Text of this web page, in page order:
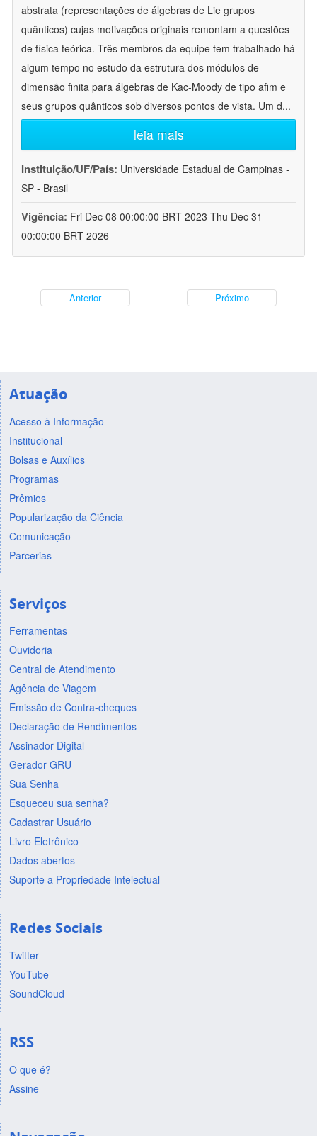
abstrata (representações de álgebras de Lie grupos
quânticos) cujas motivações originais remontam a questões
de física teórica. Três membros da equipe tem trabalhado há
algum tempo no estudo da estrutura dos módulos de
dimensão finita para álgebras de Kac-Moody de tipo afim e
seus grupos quânticos sob diversos pontos de vista. Um d...
leia mais
Instituição/UF/País: Universidade Estadual de Campinas -
SP - Brasil
Vigência: Fri Dec 08 00:00:00 BRT 2023-Thu Dec 31
00:00:00 BRT 2026
Anterior Próximo
Atuação
Acesso à Informação
Institucional
Bolsas e Auxílios
Programas
Prêmios
Popularização da Ciência
Comunicação
Parcerias
Serviços
Ferramentas
Ouvidoria
Central de Atendimento
Agência de Viagem
Emissão de Contra-cheques
Declaração de Rendimentos
Assinador Digital
Gerador GRU
Sua Senha
Esqueceu sua senha?
Cadastrar Usuário
Livro Eletrônico
Dados abertos
Suporte a Propriedade Intelectual
Redes Sociais
Twitter
YouTube
SoundCloud
RSS
O que é?
Assine